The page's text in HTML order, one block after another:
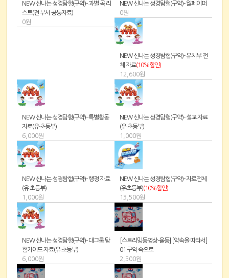
NEW 신나는 성경탐험(구약)- 과별 곡 리
스트(전 부서 공통자료)
0원
NEW 신나는 성경탐험(구약)- 월페이퍼
0원
NEW 신나는 성경탐험(구약)- 유치부 전
체 자료(10%할인)
12,600원
NEW 신나는 성경탐험(구약)- 특별활동
자료(유·초등부)
6,000원
NEW 신나는 성경탐험(구약)- 설교 자료
(유·초등부)
1,000원
NEW 신나는 성경탐험(구약)- 행정 자료
(유·초등부)
1,000원
NEW 신나는 성경탐험(구약)- 자료전체
(유초등부)(10%할인)
13,500원
NEW 신나는 성경탐험(구약)- 대그룹 탐
험가이드 자료(유·초등부)
6,000원
[스트리밍동영상-율동] [약속을 따라서]
01 구약 속으로
2,500원